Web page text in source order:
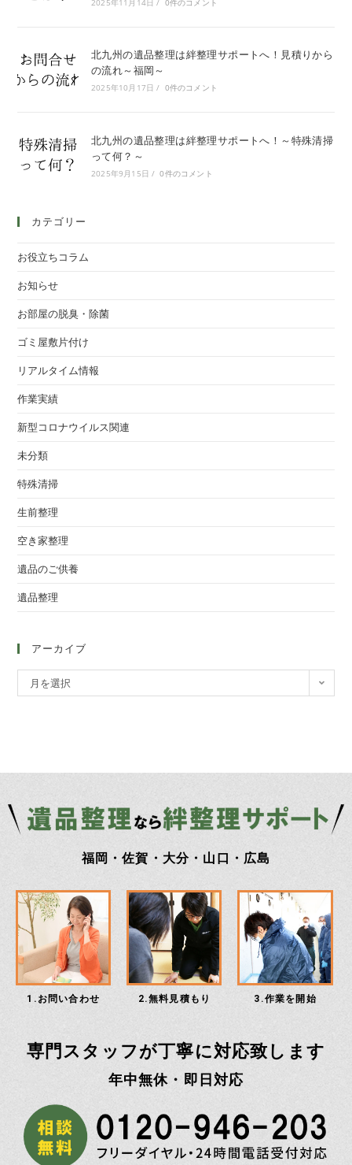
2025年11月14日 / 0件のコメント
北九州の遺品整理は絆整理サポートへ！見積りから
の流れ～福岡～
2025年10月17日 / 0件のコメント
北九州の遺品整理は絆整理サポートへ！～特殊清掃
って何？～
2025年9月15日 / 0件のコメント
カテゴリー
お役立ちコラム
お知らせ
お部屋の脱臭・除菌
ゴミ屋敷片付け
リアルタイム情報
作業実績
新型コロナウイルス関連
未分類
特殊清掃
生前整理
空き家整理
遺品のご供養
遺品整理
アーカイブ
月を選択
福岡・佐賀・大分・山口・広島
1.お問い合わせ 2.無料見積もり 3.作業を開始
専門スタッフが丁寧に対応致します
年中無休・即日対応